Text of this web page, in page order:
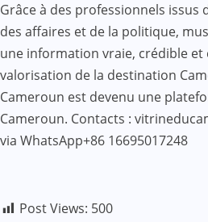
Grâce à des professionnels issus
des affaires et de la politique,
une information vraie, crédible
valorisation de la destination
Cameroun est devenu une
Cameroun. Contacts :
via WhatsApp+86 16695017248
Post Views: 500